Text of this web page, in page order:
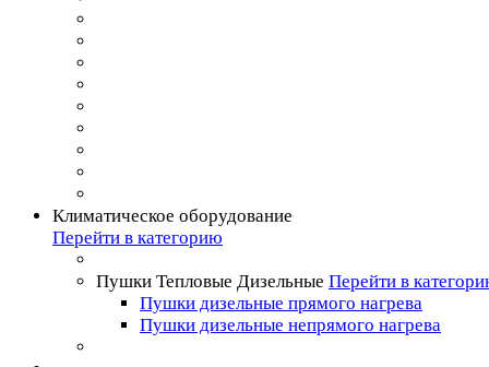
Климатическое оборудование
Перейти в категорию
Пушки Тепловые Дизельные Перейти в
Пушки дизельные прямого нагрева
Пушки дизельные непрямого нагрева